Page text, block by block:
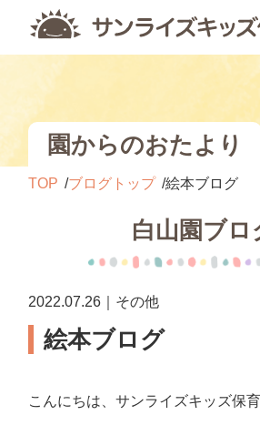
園からのおたより
TOP ブログトップ 絵本ブログ
白山園ブロ
2022.07.26｜その他
絵本ブログ
こんにちは、サンライズキッズ保